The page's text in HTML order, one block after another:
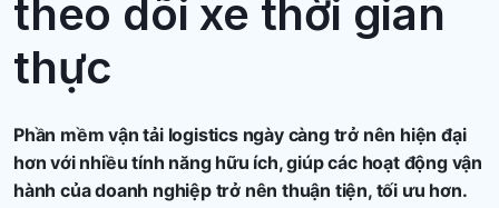
theo dõi xe thời gian
thực
Phần mềm vận tải logistics ngày càng trở nên hiện đại
hơn với nhiều tính năng hữu ích, giúp các hoạt động vận
hành của doanh nghiệp trở nên thuận tiện, tối ưu hơn.